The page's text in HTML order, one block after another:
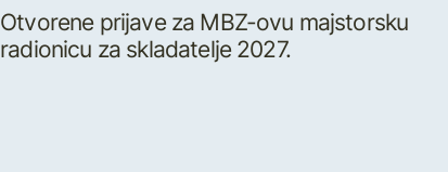
Otvorene prijave za MBZ-ovu majstorsku
radionicu za skladatelje 2027.